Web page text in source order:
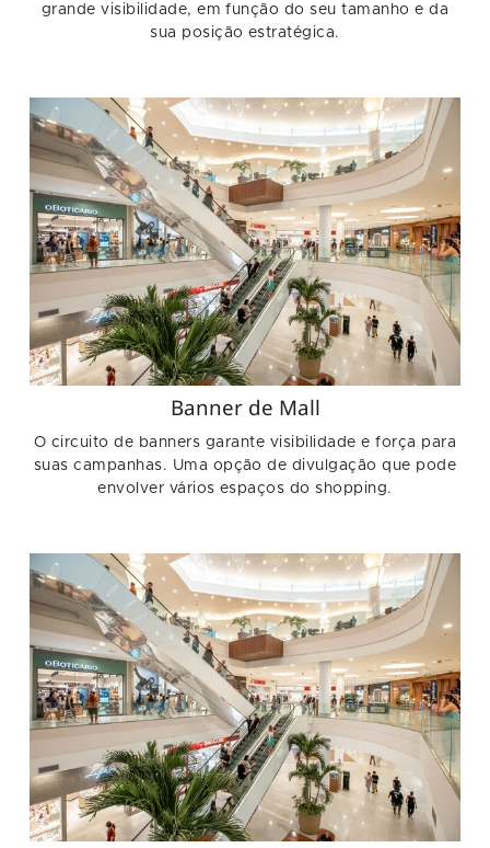
grande visibilidade, em função do seu tamanho e da
sua posição estratégica.
Banner de Mall
O circuito de banners garante visibilidade e força para
suas campanhas. Uma opção de divulgação que pode
envolver vários espaços do shopping.